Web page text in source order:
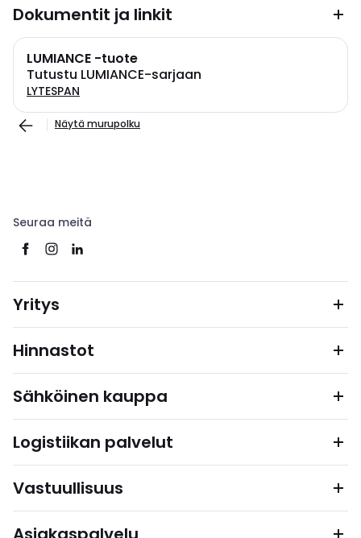
Dokumentit ja linkit
LUMIANCE -tuote
Tutustu LUMIANCE-sarjaan
LYTESPAN
Näytä murupolku
Seuraa meitä
Yritys
Hinnastot
Sähköinen kauppa
Logistiikan palvelut
Vastuullisuus